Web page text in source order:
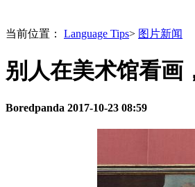
当前位置： Language Tips> 图片新闻
别人在美术馆看画
Boredpanda 2017-10-23 08:59